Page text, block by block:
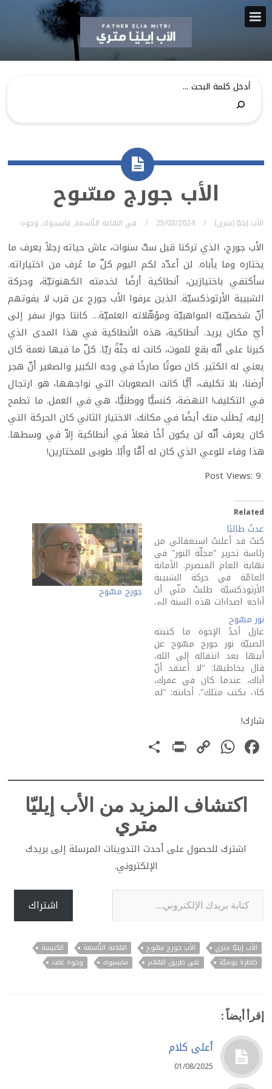
الأب جورج مسّوح
الأب إيليّا (متري) 25/03/2024 في السّاعة التّاسعة, فايسبوك, وجوه
الأب جورج، الذي تركنا قبل ستّ سنوات، عاش حياته رجلاً يعرف ما
يختاره وما يأباه. لن أعدّد لكم اليوم كلّ ما عُرف من اختياراته.
سأكتفي باختيارَين، أنطاكية أرضًا لخدمته الكهنوتيّة، وحركة
الشبيبة الأرثوذكسيّة. الذين عرفوا الأب جورج عن قرب لا يفوتهم
أنّ شخصيّته المواهبيّة ومؤهّلاته العلميّة… كانتا جواز سفر إلى
أيّ مكان يريد. أنطاكية، هذه الأنطاكية في هذا المدى الذي
كبرنا على أنّه بقع للموت، كانت له جنّةً ريّا. كلّ ما فيها نعمة كان
يعني له الكثير. كان صوتًا صارخًا في وجه الكبير والصغير أنّ هجر
أرضنا، بلا تكليف، أيًّا كانت الصعوبات التي نواجهها، هو ارتجال
في التكليف! النهضة، كنسيًّا ووطنيًّا، هي في العمل. ما تطمح
إليه، يُطلَب منك أيضًا في مكانك. الاختيار الثاني كان الحركة التي
كان يعرف أنّه لن يكون أخًا فعلاً في أنطاكية إلاّ في وسطها.
هذا وفاء للوعي الذي كان له أمًّا وأبًا. طوبى للمختارين!
Post Views: 9
Related
عدتُ طالبًا
كنتُ قد أعلنتُ استعفائي من
رئاسة تحرير "مجلّة النور" في
نهاية العام المنصرم. الأمانة
العامّة في حركة الشبيبة
الأرثوذكسيّة طلبتْ منّي أن
أراجع إصدارات هذه السنة إلى
العدد الرابع الذي خُصِّص
لذكرى الأب جورج مسّوح،
صديقي الحيّ. أمس، استلمتُ
العدد الخامس. عدتُ قارئًا.
هذا ما بدأتُ عليه، منذ اثنتين
وثلاثين…
جورج مسّوح
نور مسّوح
غازل أحدُ الإخوة ما كتبته
الصبيّة نور جورج مسّوح عن
أبيها بعد انتقاله إلى الله،
قال يخاطبها: "لا أعتقد أنّ
أباك، عندما كان في عمرك،
كان يكتب مثلك". أجابته: "لم
مسّوح". هذا حبُّ الفتاةِ
لأبيها، هذا حبٌّ أديبٌ يطلُّ
على صفحاتٍ تنتظر. أعرف
الصبيّةَ جيّدًا.…
شارك!
Facebook
WhatsApp
Copy
PrintFriendly
اكتشاف المزيد من الأب إيليّا
متري
اشترك للحصول على أحدث التدوينات المرسلة إلى بريدك
الإلكتروني.
كتابة بريدك الإلكتروني...
اشتراك
الأب إيليّا متري الأب جورج مسّوح السّاعة التّاسعة
الكنيسة
خاطرة يوميّة
على طريق السّلام فايسبوك وجوه غابت
إقرأ أيضاً :
أعلى كلام
01/08/2025